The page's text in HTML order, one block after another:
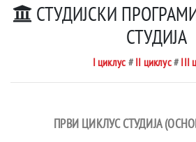
СТУДИЈСКИ
СТУДИЈА
I циклус #II циклус# III
ПРВИ ЦИКЛУС СТУДИЈА